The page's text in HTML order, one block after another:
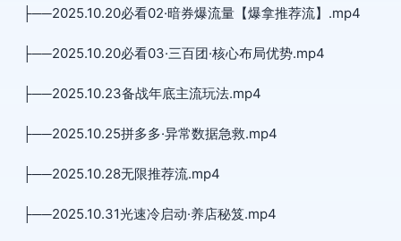
├──2025.10.20必看02·暗券爆流量【爆拿推荐流】.mp4
├──2025.10.20必看03·三百团·核心布局优势.mp4
├──2025.10.23备战年底主流玩法.mp4
├──2025.10.25拼多多·异常数据急救.mp4
├──2025.10.28无限推荐流.mp4
├──2025.10.31光速冷启动·养店秘笈.mp4